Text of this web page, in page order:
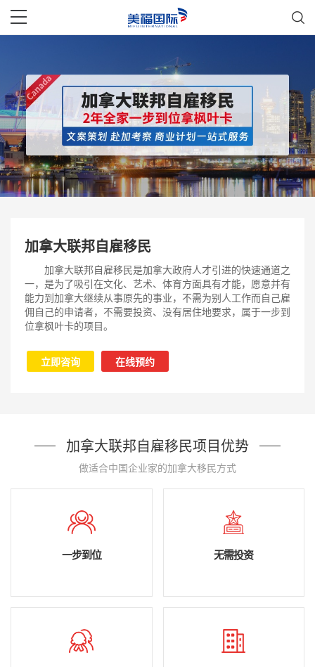
加拿大联邦自雇移民
加拿大联邦自雇移民是加拿大政府人才引进的快速通道之
一，是为了吸引在文化、艺术、体育方面具有才能，愿意并有
能力到加拿大继续从事原先的事业，不需为别人工作而自己雇
佣自己的申请者，不需要投资、没有居住地要求，属于一步到
位拿枫叶卡的项目。
立即咨询 在线预约
加拿大联邦自雇移民项目优势
做适合中国企业家的加拿大移民方式
一步到位 无需投资